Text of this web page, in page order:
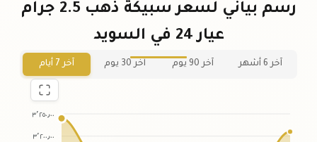
رسم بياني لسعر سبيكة ذهب 2.5 جرام
عيار 24 في السويد
آخر 6 أشهر آخر 90 يوم آخر 30 يوم آخر 7 أيام
٣٬٢٥٠٫٠٠
٣٬٢٠٠٫٠٠